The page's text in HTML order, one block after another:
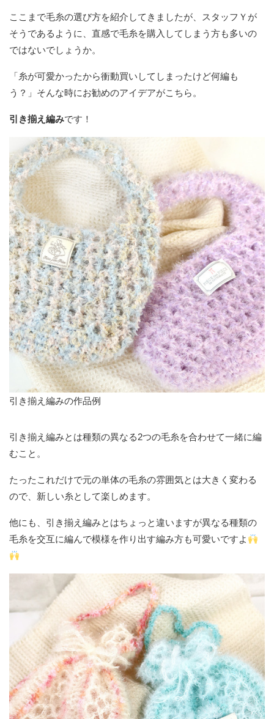
ここまで毛糸の選び方を紹介してきましたが、スタッフＹが
そうであるように、直感で毛糸を購入してしまう方も多いの
ではないでしょうか。
「糸が可愛かったから衝動買いしてしまったけど何編も
う？」そんな時にお勧めのアイデアがこちら。
引き揃え編みです！
引き揃え編みの作品例
引き揃え編みとは種類の異なる2つの毛糸を合わせて一緒に編
むこと。
たったこれだけで元の単体の毛糸の雰囲気とは大きく変わる
ので、新しい糸として楽しめます。
他にも、引き揃え編みとはちょっと違いますが異なる種類の
毛糸を交互に編んで模様を作り出す編み方も可愛いですよ